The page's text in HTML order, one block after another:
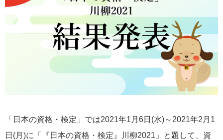
「日本の資格・検定」では2021年1月6日(水)～2021年2月1
日(月)に「『日本の資格・検定』川柳2021」と題して、資